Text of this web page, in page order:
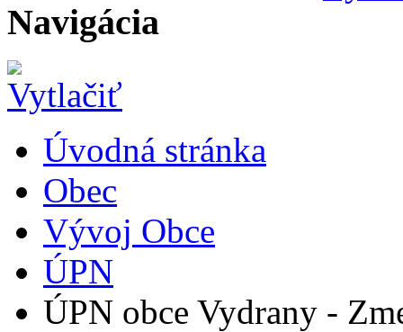
Navigácia
Úvodná stránka
Obec
Vývoj Obce
ÚPN
ÚPN obce Vydrany -